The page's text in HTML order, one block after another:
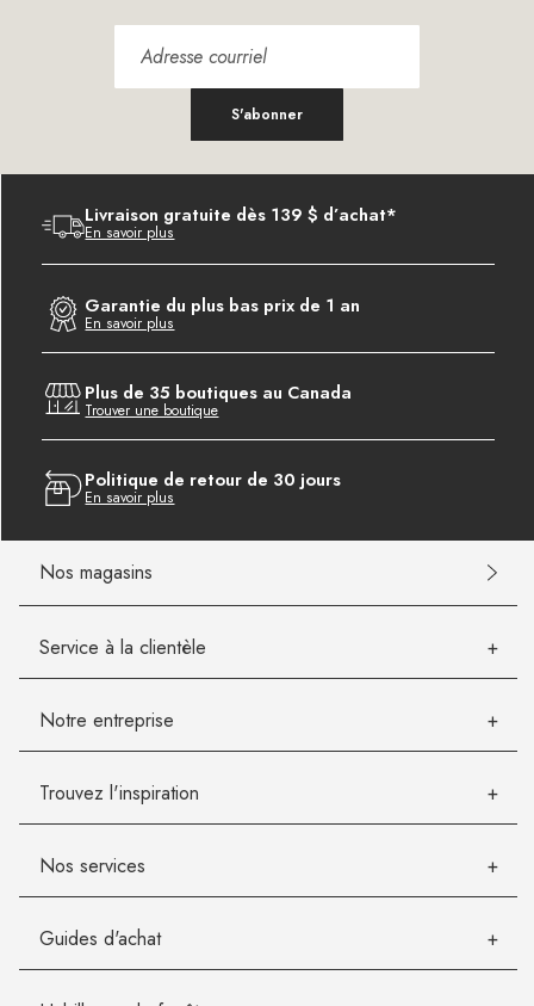
S'abonner
Livraison gratuite dès 139 $ d’achat*
En savoir plus
Garantie du plus bas prix de 1 an
En savoir plus
Plus de 35 boutiques au Canada
Trouver une boutique
Politique de retour de 30 jours
En savoir plus
Nos magasins
Service à la clientèle
Notre entreprise
Trouvez l'inspiration
Nos services
Guides d'achat